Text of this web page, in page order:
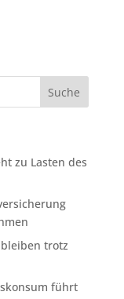
zu Lasten des
trotz
führt